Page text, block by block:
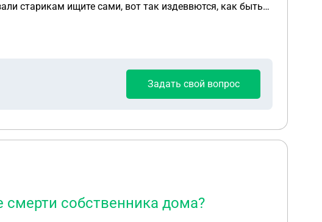
старикам ищите сами, вот так издеввются, как быть?
Задать свой вопрос
смерти собственника дома?